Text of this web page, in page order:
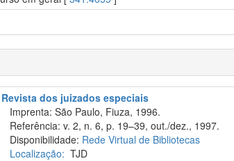
Revista dos juizados especiais
Imprenta: São Paulo, Fiuza, 1996.
Referência: v. 2, n. 6, p. 19–39, out./dez., 1997.
Disponibilidade: Rede Virtual de Bibliotecas
Localização: TJD